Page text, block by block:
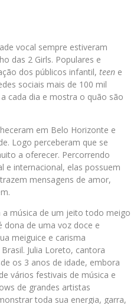
vocal sempre estiveram
das 2 Girls. Populares e
dos públicos infantil, teen e
sociais mais de 100 mil
cada dia e mostra o quão são
em Belo Horizonte e
Logo perceberam que se
a oferecer. Percorrendo
e internacional, elas possuem
mensagens de amor,
música de um jeito todo meigo
dona de uma voz doce e
meiguice e carisma
Julia Loreto, cantora
os 3 anos de idade, embora
vários festivais de música e
de grandes artistas
toda sua energia, garra,